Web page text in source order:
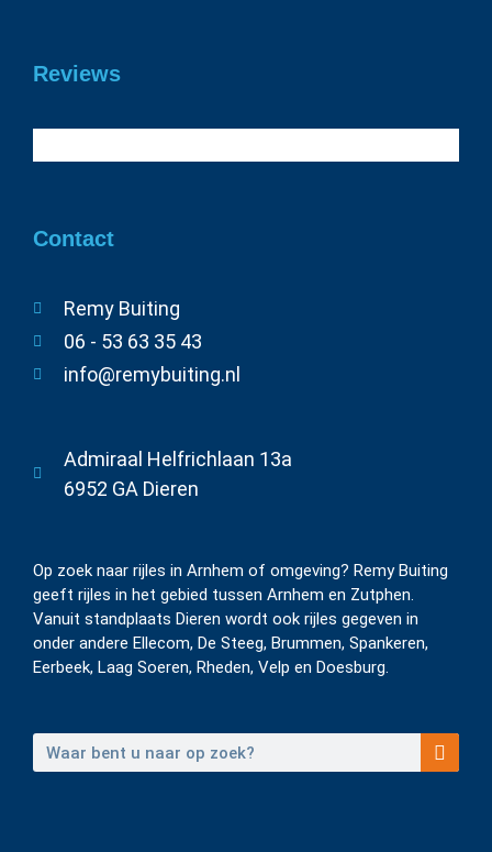
Reviews
Contact
Remy Buiting
06 - 53 63 35 43
info@remybuiting.nl
Admiraal Helfrichlaan 13a
6952 GA Dieren
Op zoek naar rijles in Arnhem of omgeving? Remy Buiting
geeft rijles in het gebied tussen Arnhem en Zutphen.
Vanuit standplaats Dieren wordt ook rijles gegeven in
onder andere Ellecom, De Steeg, Brummen, Spankeren,
Eerbeek, Laag Soeren, Rheden, Velp en Doesburg.